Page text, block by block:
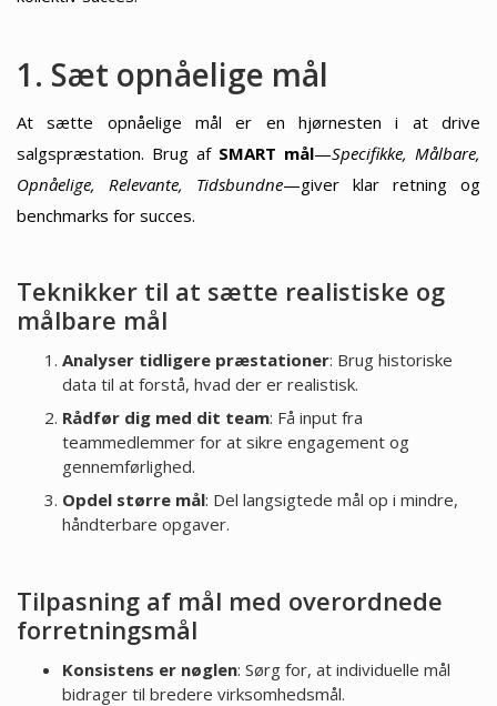
1. Sæt opnåelige mål
At sætte opnåelige mål er en hjørnesten i at drive
salgspræstation. Brug af SMART mål—Specifikke, Målbare,
Opnåelige, Relevante, Tidsbundne—giver klar retning og
benchmarks for succes.
Teknikker til at sætte realistiske og
målbare mål
Analyser tidligere præstationer: Brug historiske
data til at forstå, hvad der er realistisk.
Rådfør dig med dit team: Få input fra
teammedlemmer for at sikre engagement og
gennemførlighed.
Opdel større mål: Del langsigtede mål op i mindre,
håndterbare opgaver.
Tilpasning af mål med overordnede
forretningsmål
Konsistens er nøglen: Sørg for, at individuelle mål
bidrager til bredere virksomhedsmål.